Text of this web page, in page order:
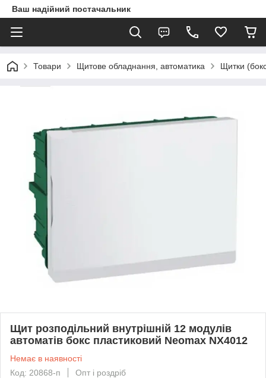
Ваш надійний постачальник
Товари Щитове обладнання, автоматика Щитки
Щит розподільний внутрішній 12 модулів
автоматів бокс пластиковий Neomax NX4012
Немає в наявності
Код: 20868-п
Опт і роздріб